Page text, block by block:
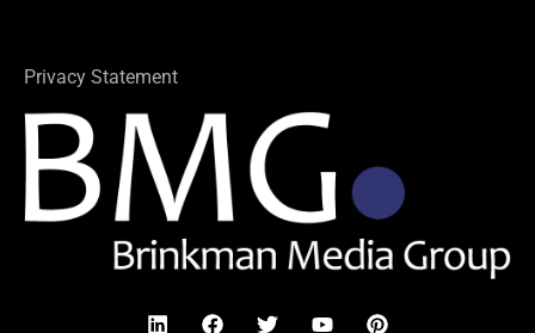
Privacy Statement